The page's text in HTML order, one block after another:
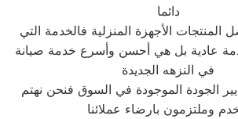
دائما
الأجهزة المنزلية فالخدمة التي
عادية بل هي أحسن وأسرع خدمة صيانة
في النزهه الجديدة
الجودة الموجودة في السوق فنحن نهتم
وملتزمون بارضاء عملائنا